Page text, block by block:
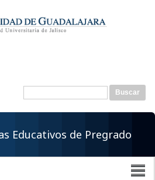
Formulario de
Buscar
Educativos de Pregrado